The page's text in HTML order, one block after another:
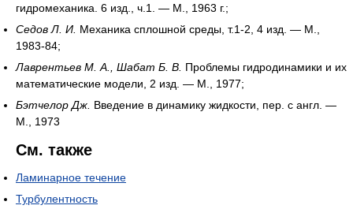
гидромеханика. 6 изд., ч.1. — М., 1963 г.;
Седов Л. И. Механика сплошной среды, т.1-2, 4 изд. — М.,
1983-84;
Лаврентьев М. А., Шабат Б. В. Проблемы гидродинамики и их
математические модели, 2 изд. — М., 1977;
Бэтчелор Дж. Введение в динамику жидкости, пер. с англ. —
М., 1973
См. также
Ламинарное течение
Турбулентность